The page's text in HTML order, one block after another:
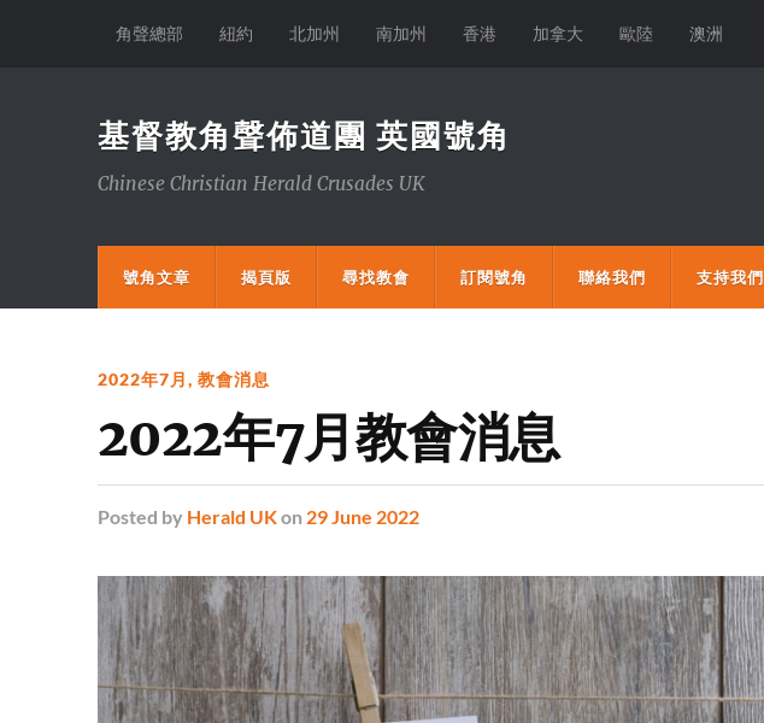
角聲總部 紐約 北加州 南加州 香港 加拿大 歐陸 澳洲
基督教角聲佈道團 英國號角
Chinese Christian Herald Crusades UK
號角文章 揭頁版 尋找教會 訂閱號角 聯絡我們 支持我們
2022年7月, 教會消息
2022年7月教會消息
Posted by Herald UKon 29 June 2022